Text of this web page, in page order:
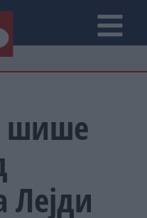
шише
Лејди